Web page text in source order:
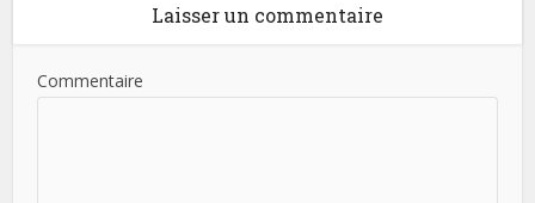
Laisser un commentaire
Commentaire